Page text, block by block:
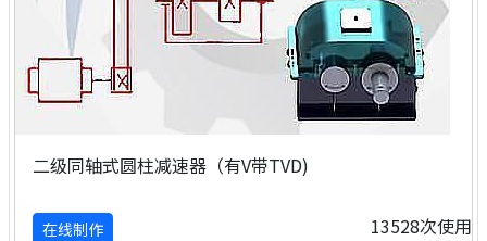
二级同轴式圆柱减速器（有V带TVD)
在线制作 13528次使用